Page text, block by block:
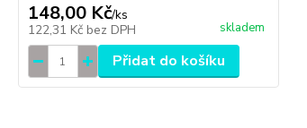
148,00 Kč/ks
122,31 Kč bez DPH skladem
Přidat do košíku